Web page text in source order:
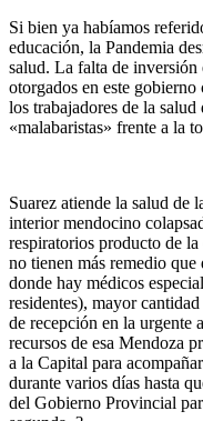
Si bien ya habíamos
educación, la Pandemia
salud. La falta de inversión
otorgados en este
los trabajadores de la
«malabaristas» frente a la
Suarez atiende la salud de
interior mendocino
respiratorios producto de
no tienen más remedio
donde hay médicos
residentes), mayor
de recepción en la urgente
recursos de esa Mendoza
a la Capital para
durante varios días hasta
del Gobierno Provincial